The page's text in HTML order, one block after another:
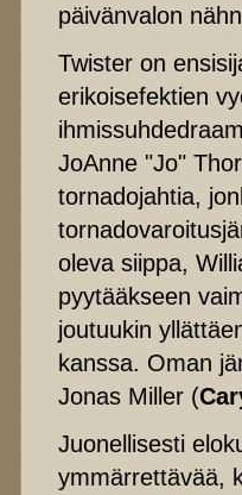
päivänvalon
Twister on
erikoisefektien
JoAnne "Jo"
tornadojahtia,
oleva siippa,
pyytääkseen
joutuukin
kanssa. Oman
Jonas Miller (
Juonellisesti
ymmärrettävää,